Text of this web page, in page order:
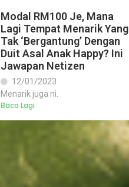
Modal RM100 Je, Mana
Lagi Tempat Menarik Yang
Tak ‘Bergantung’ Dengan
Duit Asal Anak Happy? Ini
Jawapan Netizen
12/01/2023
Menarik juga ni.
Baca Lagi